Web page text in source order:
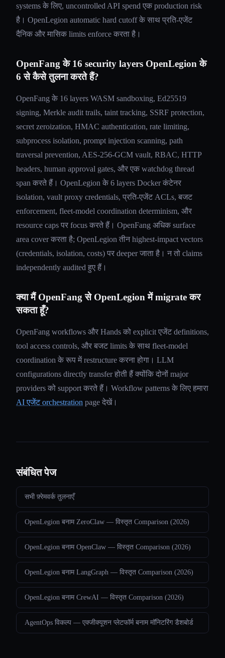
systems के लिए, uncontrolled API spend एक production risk
है। OpenLegion automatic hard cutoff के साथ प्रति-एजेंट
दैनिक और मासिक limits enforce करता है।
OpenFang के 16 security layers OpenLegion के
6 से कैसे तुलना करते हैं?
OpenFang के 16 layers WASM sandboxing, Ed25519
signing, Merkle audit trails, taint tracking, SSRF protection,
secret zeroization, HMAC authentication, rate limiting,
subprocess isolation, prompt injection scanning, path
traversal prevention, AES-256-GCM vault, RBAC, HTTP
headers, human approval gates, और एक watchdog thread
span करते हैं। OpenLegion के 6 layers Docker कंटेनर
isolation, vault proxy credentials, प्रति-एजेंट ACLs, बजट
enforcement, fleet-model coordination determinism, और
resource caps पर focus करते हैं। OpenFang अधिक surface
area cover करता है; OpenLegion तीन highest-impact vectors
(credentials, isolation, costs) पर deeper जाता है। न तो claims
independently audited हुए हैं।
क्या मैं OpenFang से OpenLegion में migrate कर
सकता हूँ?
OpenFang workflows और Hands को explicit एजेंट definitions,
tool access controls, और बजट limits के साथ fleet-model
coordination के रूप में restructure करना होगा। LLM
configurations directly transfer होती हैं क्योंकि दोनों major
providers को support करते हैं। Workflow patterns के लिए हमारा
AI एजेंट orchestration page देखें।
संबंधित पेज
सभी फ़्रेमवर्क तुलनाएँ
OpenLegion बनाम ZeroClaw — विस्तृत Comparison (2026)
OpenLegion बनाम OpenClaw — विस्तृत Comparison (2026)
OpenLegion बनाम LangGraph — विस्तृत Comparison (2026)
OpenLegion बनाम CrewAI — विस्तृत Comparison (2026)
AgentOps विकल्प — एक्जीक्यूशन प्लेटफॉर्म बनाम मॉनिटरिंग डैशबोर्ड